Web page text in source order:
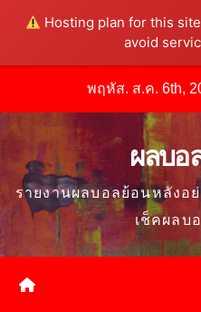
Hosting plan for this
avoid
content
พฤหัส. ส.ค. 6th,
ผลบอ
รายงานผลบอลย้อนหลังอ
เช็คผลบ